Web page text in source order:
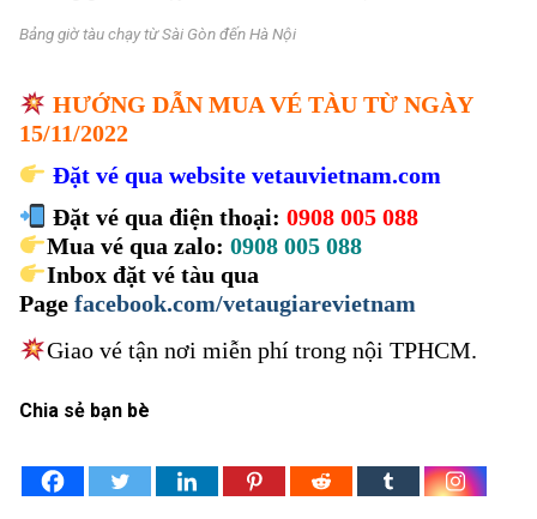
Bảng giờ tàu chạy từ Sài Gòn đến Hà Nội
HƯỚNG DẪN MUA VÉ TÀU TỪ NGÀY
15/11/2022
Đặt vé qua website vetauvietnam.com
Đặt vé qua điện thoại: 0908 005 088
Mua vé qua zalo: 0908 005 088
Inbox đặt vé tàu qua
Page facebook.com/vetaugiarevietnam
Giao vé tận nơi miễn phí trong nội TPHCM.
Chia sẻ bạn bè